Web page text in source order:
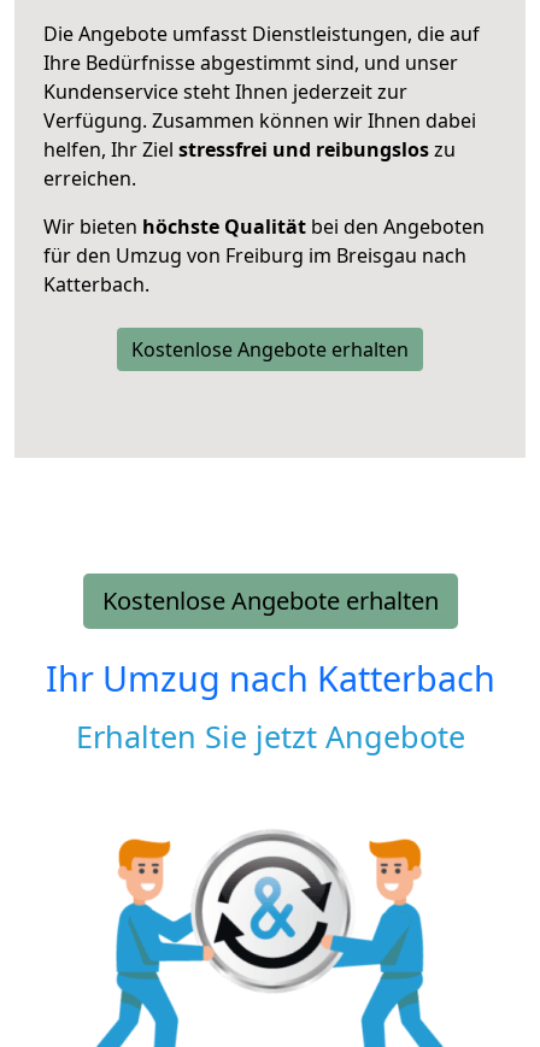
Die Angebote umfasst Dienstleistungen, die auf
Ihre Bedürfnisse abgestimmt sind, und unser
Kundenservice steht Ihnen jederzeit zur
Verfügung. Zusammen können wir Ihnen dabei
helfen, Ihr Ziel stressfrei und reibungsloszu
erreichen.
Wir bieten höchste Qualität bei den Angeboten
für den Umzug von Freiburg im Breisgau nach
Katterbach.
Kostenlose Angebote erhalten
Kostenlose Angebote erhalten
Ihr Umzug nach Katterbach
Erhalten Sie jetzt Angebote